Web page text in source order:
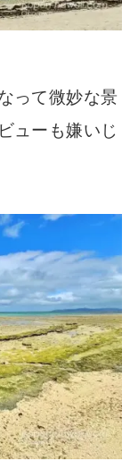
って微妙な景
ューも嫌いじ